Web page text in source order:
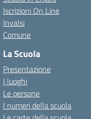
Iscrizioni On Line
Invalsi
Comune
La Scuola
Presentazione
I luoghi
Le persone
I numeri della scuola